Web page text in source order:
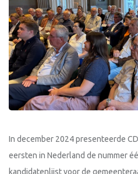
In december 2024 presenteerde
eersten in Nederland de nummer
kandidatenlijst voor de